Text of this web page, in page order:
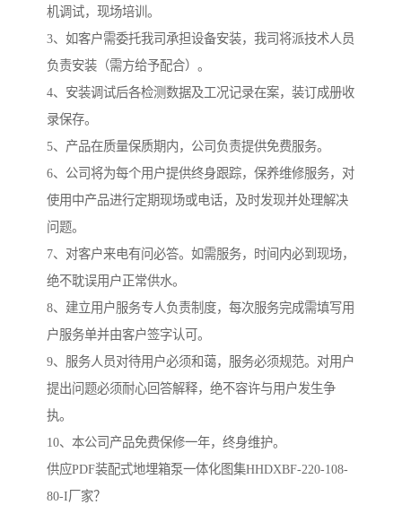
机调试，现场培训。
3、如客户需委托我司承担设备安装，我司将派技术人员
负责安装（需方给予配合）。
4、安装调试后各检测数据及工况记录在案，装订成册收
录保存。
5、产品在质量保质期内，公司负责提供免费服务。
6、公司将为每个用户提供终身跟踪，保养维修服务，对
使用中产品进行定期现场或电话，及时发现并处理解决
问题。
7、对客户来电有问必答。如需服务，时间内必到现场，
绝不耽误用户正常供水。
8、建立用户服务专人负责制度，每次服务完成需填写用
户服务单并由客户签字认可。
9、服务人员对待用户必须和蔼，服务必须规范。对用户
提出问题必须耐心回答解释，绝不容许与用户发生争
执。
10、本公司产品免费保修一年，终身维护。
供应PDF装配式地埋箱泵一体化图集HHDXBF-220-108-
80-I厂家？